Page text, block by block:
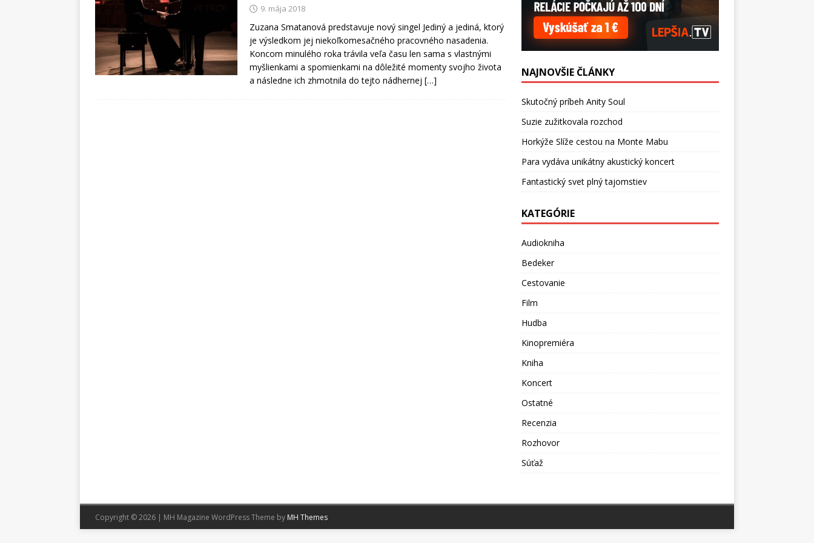
9. mája 2018
Zuzana Smatanová predstavuje nový singel Jediný a jediná, ktorý
je výsledkom jej niekoľkomesačného pracovného nasadenia.
Koncom minulého roka trávila veľa času len sama s vlastnými
myšlienkami a spomienkami na dôležité momenty svojho života
a následne ich zhmotnila do tejto nádhernej […]
NAJNOVŠIE ČLÁNKY
Skutočný príbeh Anity Soul
Suzie zužitkovala rozchod
Horkýže Slíže cestou na Monte Mabu
Para vydáva unikátny akustický koncert
Fantastický svet plný tajomstiev
KATEGÓRIE
Audiokniha
Bedeker
Cestovanie
Film
Hudba
Kinopremiéra
Kniha
Koncert
Ostatné
Recenzia
Rozhovor
Súťaž
Copyright © 2026 | MH Magazine WordPress Theme by MH Themes